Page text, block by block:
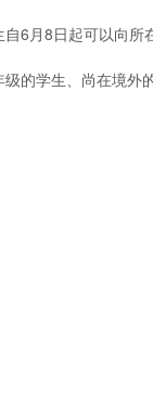
6月8日起可以向所
的学生、尚在境外